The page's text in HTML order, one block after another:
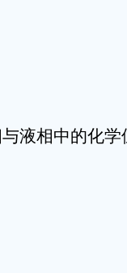
液相中的化学